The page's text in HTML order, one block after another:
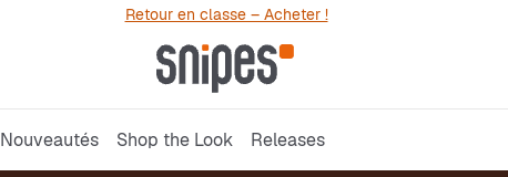
Retour en classe – Acheter !
Nouveautés Shop the Look Releases